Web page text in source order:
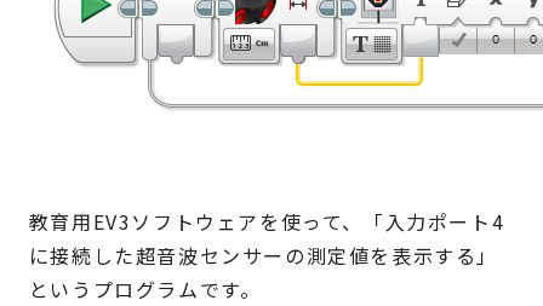
教育用EV3ソフトウェアを使って、「入力ポート4
に接続した超音波センサーの測定値を表示する」
というプログラムです。